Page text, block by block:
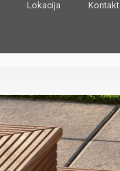
Lokacija Kontakt